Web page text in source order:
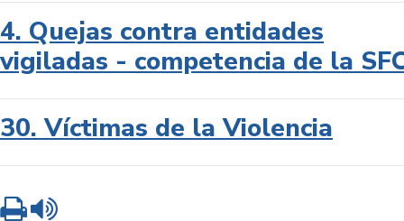
4. Quejas contra entidades
vigiladas - competencia de la
30. Víctimas de la Violencia
Imprimir